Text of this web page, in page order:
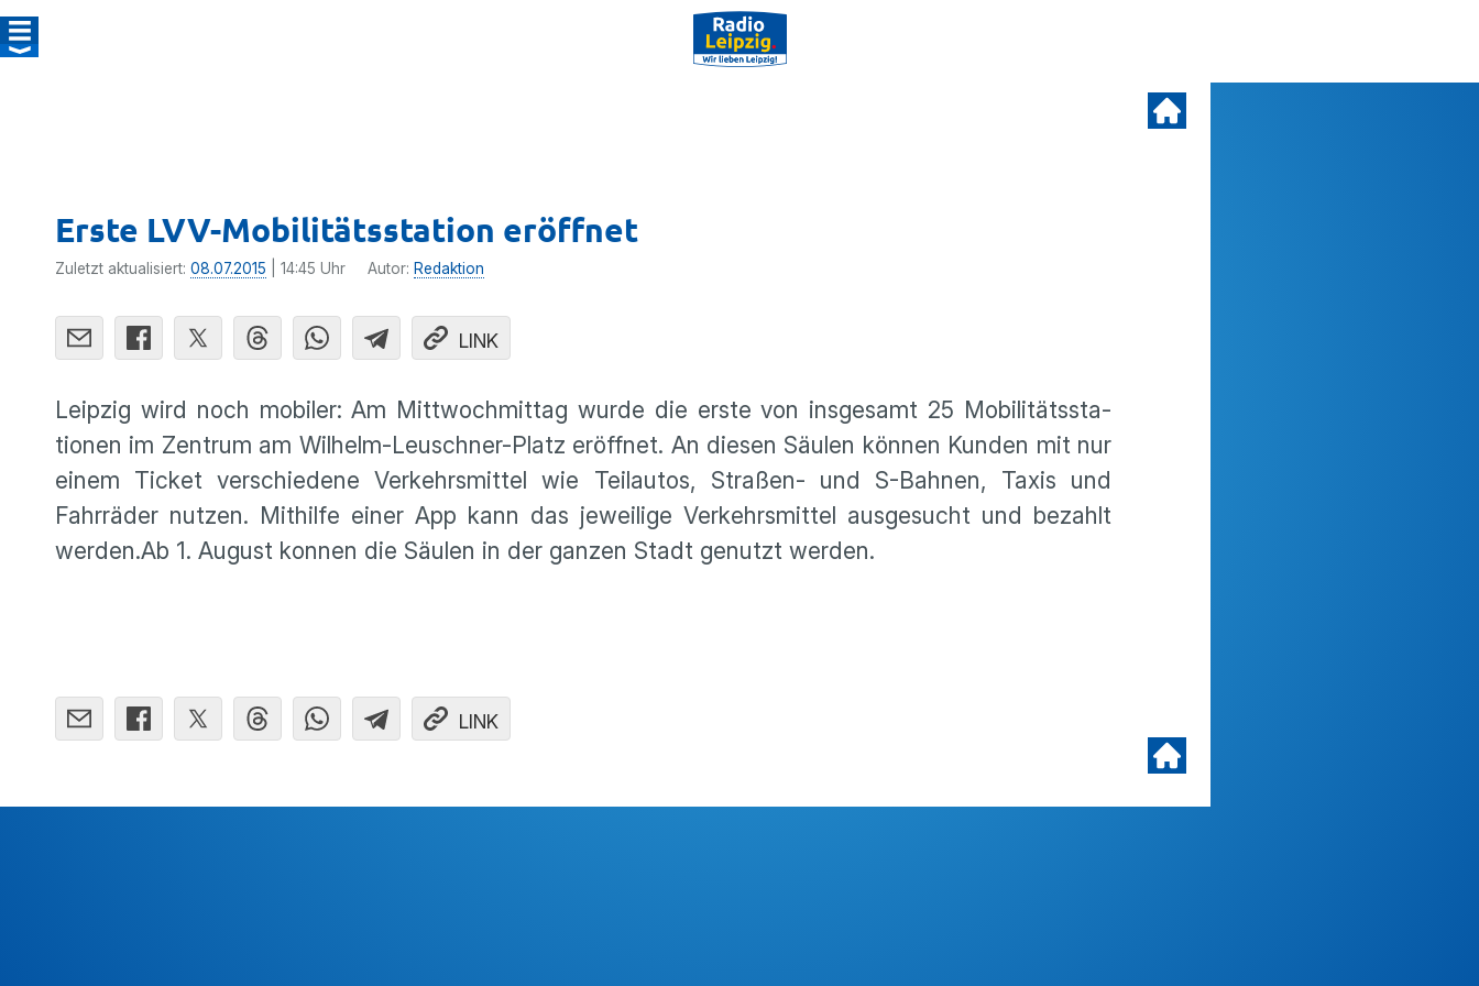
Erste LVV-Mobilitätsstation eröffnet
Zuletzt aktualisiert: 08.07.2015 | 14:45 Uhr Autor: Redaktion
LINK
Leipzig wird noch mobiler: Am Mittwoch­mittag wurde die erste von insge­samt 25 Mobili­täts­sta­
tionen im Zentrum am Wilhelm-Leuschner-Platz eröffnet. An diesen Säulen können Kunden mit nur
einem Ticket verschie­dene Verkehrs­mittel wie Teilautos, Straßen- und S-Bahnen, Taxis und
Fahrräder nutzen. Mithilfe einer App kann das jewei­lige Verkehrs­mittel ausge­sucht und bezahlt
werden.Ab 1. August konnen die Säulen in der ganzen Stadt genutzt werden.
LINK